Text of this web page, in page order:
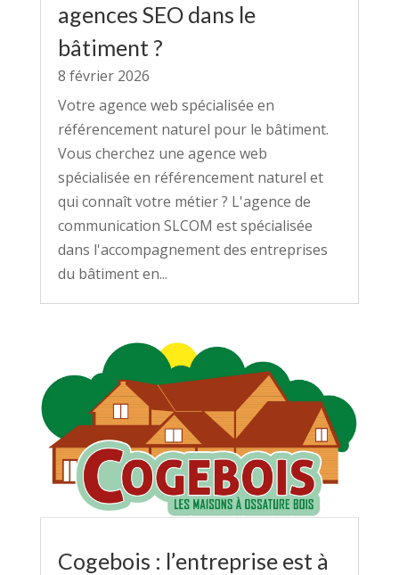
agences SEO dans le
bâtiment ?
8 février 2026
Votre agence web spécialisée en
référencement naturel pour le bâtiment.
Vous cherchez une agence web
spécialisée en référencement naturel et
qui connaît votre métier ? L'agence de
communication SLCOM est spécialisée
dans l'accompagnement des entreprises
du bâtiment en...
Cogebois : l’entreprise est à